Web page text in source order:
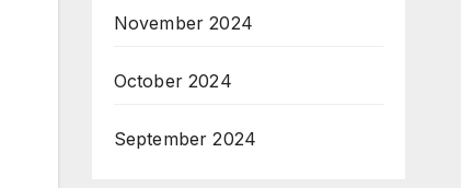
November 2024
October 2024
September 2024